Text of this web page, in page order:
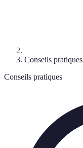
Conseils pratiques
Conseils pratiques